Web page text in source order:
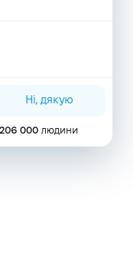
Ні, дякую
206 000людини